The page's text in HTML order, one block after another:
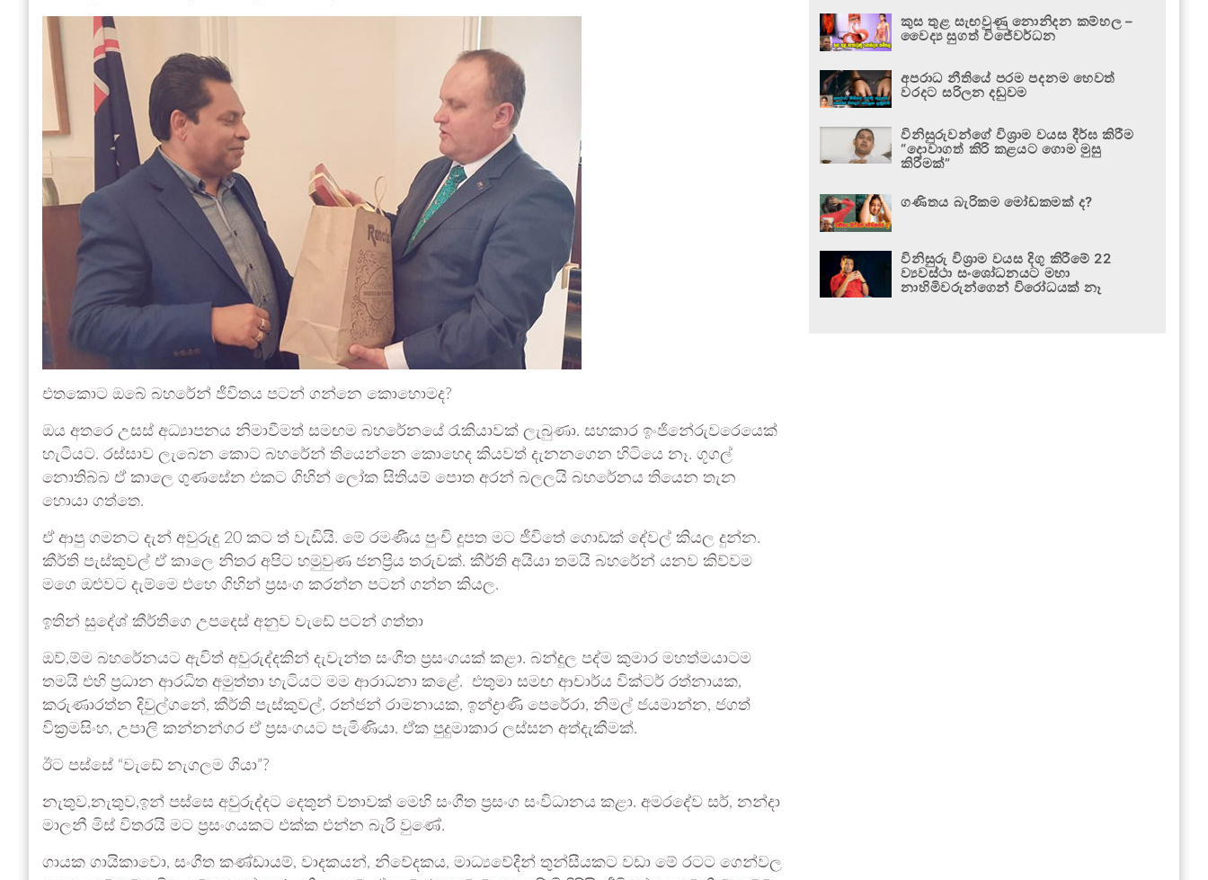
එතකොට ඔබේ බහරේන් ජීවිතය පටන් ගන්නෙ කොහොමද?
ඔය අතරෙ උසස් අධ්‍යාපනය නිමාවීමත් සමඟම බහරේනයේ රැකියාවක් ලැබුණා. සහකාර ඉංජිනේරුවරෙයෙක්
හැටියට. රස්සාව ලැබෙන කොට බහරේන් තියෙන්නෙ කොහෙද කියවත් දැනනගෙන හිටියෙ නෑ. ගූගල්
නොතිබ්බ ඒ කාලෙ ගුණසේන එකට ගිහින් ලෝක සිතියම් පොත අරන් බලලයි බහරේනය තියෙන තැන
හොයා ගත්තෙ.
ඒ ආපු ගමනට දැන් අවුරුදු 20 කට ත් වැඩියි. මේ රමණීය පුංචි දූපත මට ජීවිතේ ගොඩක් දේවල් කියල දුන්න.
කීර්ති පැස්කුවල් ඒ කාලෙ නිතර අපිට හමුවුණ ජනප්‍රිය තරුවක්. කීර්ති අයියා තමයි බහරේන් යනව කිව්වම
මගෙ ඔළුවට දැම්මෙ එහෙ ගිහින් ප්‍රසංග කරන්න පටන් ගන්න කියල.
ඉතින් සුදේශ් කීර්තිගෙ උපදෙස් අනුව වැඩේ පටන් ගත්තා
ඔව්,ම්ම බහරේනයට ඇවිත් අවුරුද්දකින් දැවැන්ත සංගීත ප්‍රසංගයක් කළා. බන්දුල පද්ම කුමාර මහත්මයාටම
තමයි එහි ප්‍රධාන ආරධිත අමුත්තා හැටියට මම ආරාධනා කළේ. එතුමා සමඟ ආචාර්ය වික්ටර් රත්නායක,
කරුණාරත්න දිවුල්ගනේ, කීර්ති පැස්කුවල්, රන්ජන් රාමනායක, ඉන්ද්‍රාණි පෙරේරා, නිමල් ජයමාන්න, ජගත්
වික්‍රමසිංහ, උපාලි කන්නන්ගර ඒ ප්‍රසංගයට පැමිණියා. ඒක පුදුමාකාර ලස්සන අත්දැකීමක්.
ඊට පස්සේ “වැඩේ නැගලම ගියා”?
නැතුව,නැතුව,ඉන් පස්සෙ අවුරුද්දට දෙතුන් වතාවක් මෙහි සංගීත ප්‍රසංග සංවිධානය කළා. අමරදේව සර්, නන්දා
මාලනී මිස් විතරයි මට ප්‍රසංගයකට එක්ක එන්න බැරි වුණේ.
ගායක ගායිකාවො, සංගීත කණ්ඩායම්, වාදකයන්, නිවේදකය, මාධ්‍යවේදීන් තුන්සීයකට වඩා මේ රටට ගෙන්වල
කුස තුළ සැඟවුණු නොනිදන කම්හල –
වෛද්‍ය සුගත් විජේවර්ධන
අපරාධ නීතියේ පරම පදනම හෙවත්
වරදට සරිලන දඬුවම
විනිසුරුවන්ගේ විශ්‍රාම වයස දීර්ඝ කිරීම
“දොවාගත් කිරි කළයට ගොම මුසු
කිරීමක්”
ගණිතය බැරිකම මෝඩකමක් ද?
විනිසුරු විශ්‍රාම වයස දිගු කිරීමේ 22
ව්‍යවස්ථා සංශෝධනයට මහා
නාහිමිවරුන්ගෙන් විරෝධයක් නෑ